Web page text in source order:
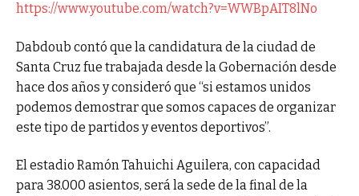
https://www.youtube.com/watch?v=WWBpAIT8lNo
Dabdoub contó que la candidatura de la ciudad de
Santa Cruz fue trabajada desde la Gobernación desde
hace dos años y consideró que “si estamos unidos
podemos demostrar que somos capaces de organizar
este tipo de partidos y eventos deportivos”.
El estadio Ramón Tahuichi Aguilera, con capacidad
para 38.000 asientos, será la sede de la final de la